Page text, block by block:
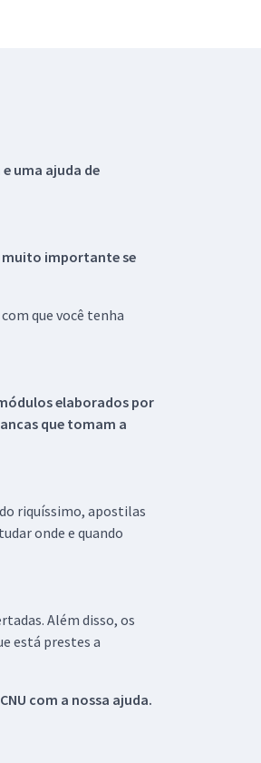
uma ajuda de
muito importante se
que você tenha
elaborados por
que tomam a
riquíssimo, apostilas
onde e quando
Além disso, os
está prestes a
com a nossa ajuda.